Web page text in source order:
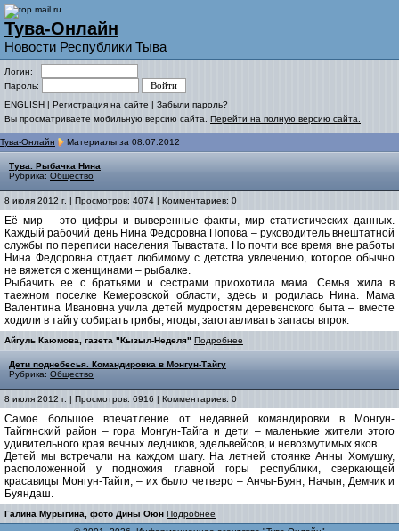
Тува-Онлайн
Новости Республики Тыва
Логин:
Пароль:
ENGLISH | Регистрация на сайте | Забыли пароль?
Вы просматриваете мобильную версию сайта. Перейти на полную версию сайта.
Тува-Онлайн Материалы за 08.07.2012
Тува. Рыбачка Нина
Рубрика: Общество
8 июля 2012 г. | Просмотров: 4074 | Комментариев: 0
Её мир – это цифры и выверенные факты, мир статистических данных.
Каждый рабочий день Нина Федоровна Попова – руководитель внештатной
службы по переписи населения Тывастата. Но почти все время вне работы
Нина Федоровна отдает любимому с детства увлечению, которое обычно
не вяжется с женщинами – рыбалке.
Рыбачить ее с братьями и сестрами приохотила мама. Семья жила в
таежном поселке Кемеровской области, здесь и родилась Нина. Мама
Валентина Ивановна учила детей мудростям деревенского быта – вместе
ходили в тайгу собирать грибы, ягоды, заготавливать запасы впрок.
Айгуль Каюмова, газета "Кызыл-Неделя" Подробнее
Дети поднебесья. Командировка в Монгун-Тайгу
Рубрика: Общество
8 июля 2012 г. | Просмотров: 6916 | Комментариев: 0
Самое большое впечатление от недавней командировки в Монгун-
Тайгинский район – гора Монгун-Тайга и дети – маленькие жители этого
удивительного края вечных ледников, эдельвейсов, и невозмутимых яков.
Детей мы встречали на каждом шагу. На летней стоянке Анны Хомушку,
расположенной у подножия главной горы республики, сверкающей
красавицы Монгун-Тайги, – их было четверо – Анчы-Буян, Начын, Демчик и
Буяндаш.
Галина Мурыгина, фото Дины Оюн Подробнее